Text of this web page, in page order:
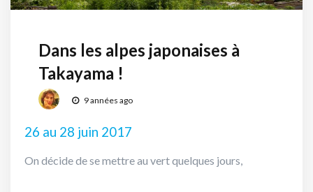
Dans les alpes japonaises à
Takayama !
9 années ago
26 au 28 juin 2017
On décide de se mettre au vert quelques jours,